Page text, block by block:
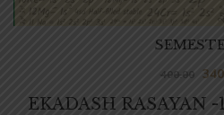
EKADASH RASAYAN -
400.00